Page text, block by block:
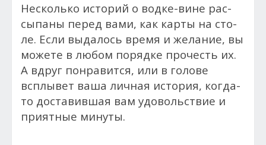
Несколь­ко ис­то­рий о водке-вине рас­
сы­пан­ы пе­ред ва­ми, как кар­ты на сто­
ле. Ес­ли выдалось вре­мя и желание, вы
мо­жете в лю­бом по­ряд­ке про­честь их.
А вдруг пон­ра­вит­ся, или в го­лове
всплы­вет ва­ша лич­ная ис­то­рия, ког­да-
то дос­та­вив­шая вам удо­воль­ствие и
при­ят­ные минуты.